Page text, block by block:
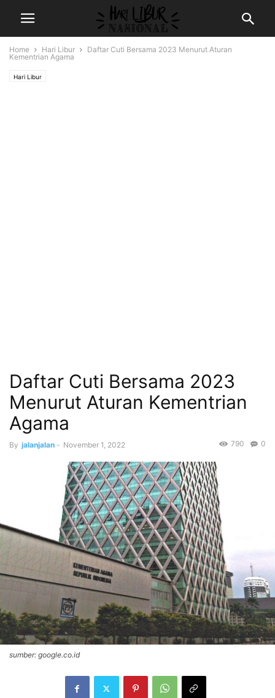
Home Hari Libur
Daftar Cuti Bersama 2023 Menurut Aturan
Kementrian Agama
Hari Libur
Daftar Cuti Bersama 2023
Menurut Aturan Kementrian
Agama
By jalanjalan - November 1, 2022 0
790
sumber: google.co.id